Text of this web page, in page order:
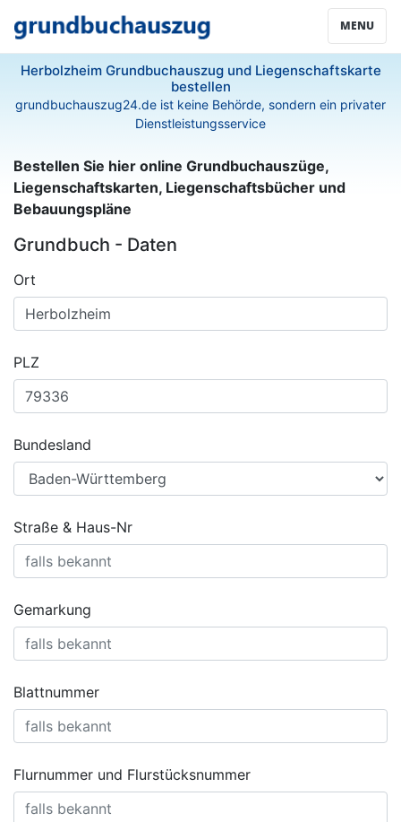
MENU
Herbolzheim Grundbuchauszug und Liegenschaftskarte
bestellen
grundbuchauszug24.de ist keine Behörde, sondern ein privater
Dienstleistungsservice
Bestellen Sie hier online Grundbuchauszüge,
Liegenschaftskarten, Liegenschaftsbücher und
Bebauungspläne
Grundbuch - Daten
Ort
PLZ
Bundesland
Straße & Haus-Nr
Gemarkung
Blattnummer
Flurnummer und Flurstücksnummer